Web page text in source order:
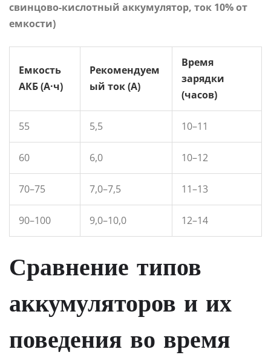
свинцово-кислотный аккумулятор, ток 10% от
емкости)
Емкость
АКБ (А·ч)
Рекомендуем
ый ток (А)
Время
зарядки
(часов)
55 5,5 10–11
60 6,0 10–12
70–75 7,0–7,5 11–13
90–100 9,0–10,0 12–14
Сравнение типов
аккумуляторов и их
поведения во время